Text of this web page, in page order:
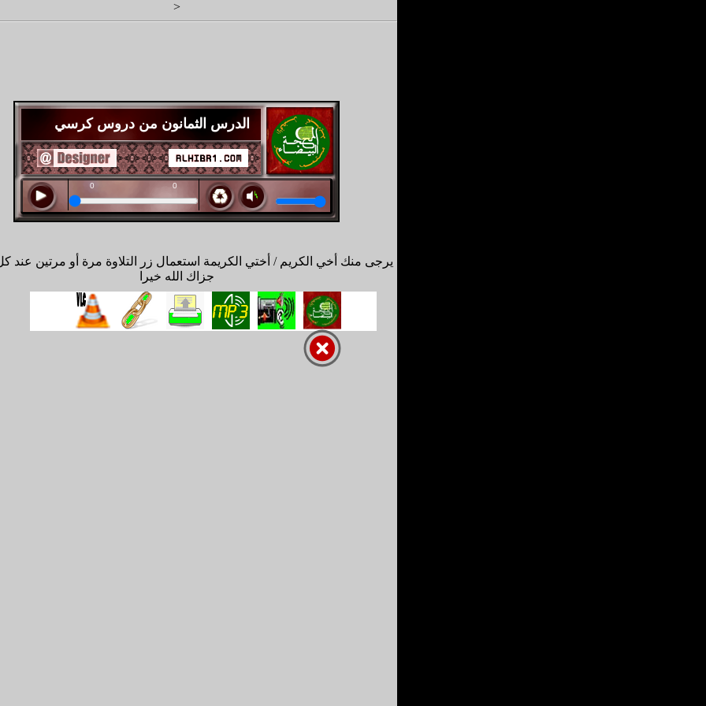
<
الدرس الثمانون من دروس كرسي
الإمام مالك للشيخ سعيد الكملي
يرجى منك أخي الكريم / أختي الكريمة استعمال زر التلاوة مرة أو مرتين عند
جزاك الله خيرا